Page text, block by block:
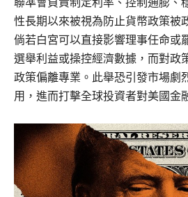
性長期以來被視為防止貨幣政策被
倘若白宮可以直接影響理事任命或
選舉利益或操控經濟數據，而對政
政策偏離專業。此舉恐引發市場劇
用，進而打擊全球投資者對美國金